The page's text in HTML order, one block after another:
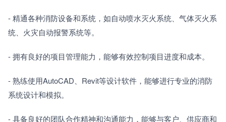
- 精通各种消防设备和系统，如自动喷水灭火系统、气体灭火系
统、火灾自动报警系统等。
- 拥有良好的项目管理能力，能够有效控制项目进度和成本。
- 熟练使用AutoCAD、Revit等设计软件，能够进行专业的消防
系统设计和模拟。
- 具备良好的团队合作精神和沟通能力，能够与客户、供应商和